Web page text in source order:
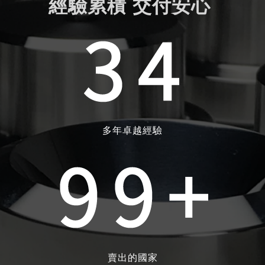
經驗累積 交付安心
多年卓越經驗
賣出的國家